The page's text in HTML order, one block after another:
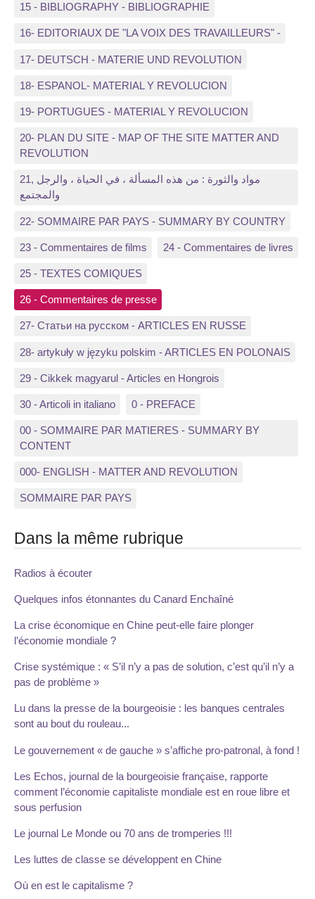
15 - BIBLIOGRAPHY - BIBLIOGRAPHIE
16- EDITORIAUX DE "LA VOIX DES TRAVAILLEURS" -
17- DEUTSCH - MATERIE UND REVOLUTION
18- ESPANOL- MATERIAL Y REVOLUCION
19- PORTUGUES - MATERIAL Y REVOLUCION
20- PLAN DU SITE - MAP OF THE SITE MATTER AND
REVOLUTION
21, مواد والثورة : من هذه المسألة ، في الحياة ، والرجل
والمجتمع
22- SOMMAIRE PAR PAYS - SUMMARY BY COUNTRY
23 - Commentaires de films 24 - Commentaires de livres
25 - TEXTES COMIQUES
26 - Commentaires de presse
27- Статьи на русском - ARTICLES EN RUSSE
28- artykuły w języku polskim - ARTICLES EN POLONAIS
29 - Cikkek magyarul - Articles en Hongrois
30 - Articoli in italiano 0 - PREFACE
00 - SOMMAIRE PAR MATIERES - SUMMARY BY
CONTENT
000- ENGLISH - MATTER AND REVOLUTION
SOMMAIRE PAR PAYS
Dans la même rubrique
Radios à écouter
Quelques infos étonnantes du Canard Enchaîné
La crise économique en Chine peut-elle faire plonger
l’économie mondiale ?
Crise systémique : « S’il n’y a pas de solution, c’est qu’il n’y a
pas de problème »
Lu dans la presse de la bourgeoisie : les banques centrales
sont au bout du rouleau...
Le gouvernement « de gauche » s’affiche pro-patronal, à fond !
Les Echos, journal de la bourgeoisie française, rapporte
comment l’économie capitaliste mondiale est en roue libre et
sous perfusion
Le journal Le Monde ou 70 ans de tromperies !!!
Les luttes de classe se développent en Chine
Où en est le capitalisme ?